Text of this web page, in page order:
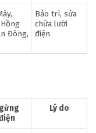
Đông,
Bảo trì, sửa
chữa lưới
điện
Lý do